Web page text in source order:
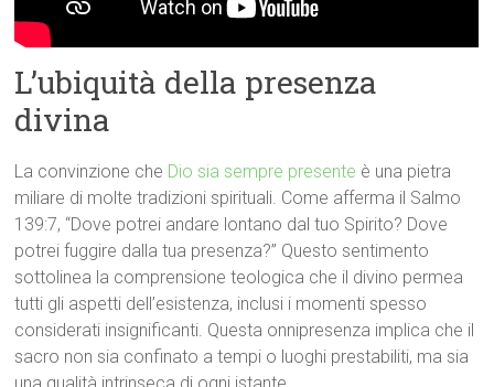
L’ubiquità della presenza
divina
La convinzione che Dio sia sempre presente è una pietra
miliare di molte tradizioni spirituali. Come afferma il Salmo
139:7, “Dove potrei andare lontano dal tuo Spirito? Dove
potrei fuggire dalla tua presenza?” Questo sentimento
sottolinea la comprensione teologica che il divino permea
tutti gli aspetti dell’esistenza, inclusi i momenti spesso
considerati insignificanti. Questa onnipresenza implica che il
sacro non sia confinato a tempi o luoghi prestabiliti, ma sia